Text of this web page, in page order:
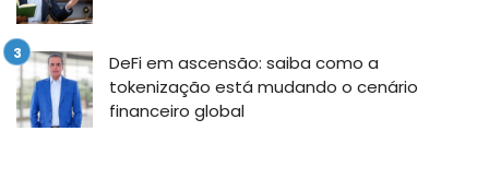
DeFi em ascensão: saiba como a
tokenização está mudando o cenário
financeiro global